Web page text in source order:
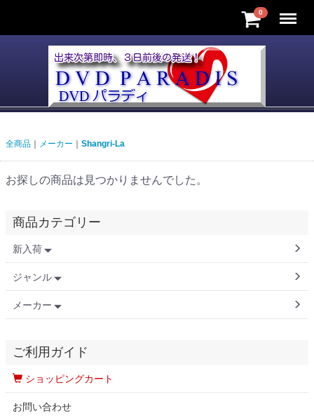
0 Menu
全商品 メーカー Shangri-La
お探しの商品は見つかりませんでした。
商品カテゴリー
新入荷
ジャンル
メーカー
ご利用ガイド
ショッピングカート
お問い合わせ